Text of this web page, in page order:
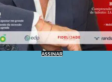
ASSINAR